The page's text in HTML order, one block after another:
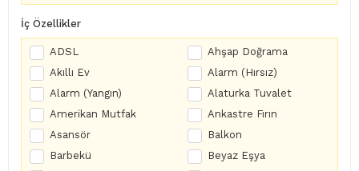
İç Özellikler
ADSL
Ahşap Doğrama
Akıllı Ev
Alarm (Hırsız)
Alarm (Yangın)
Alaturka Tuvalet
Amerikan Mutfak
Ankastre Fırın
Asansör
Balkon
Barbekü
Beyaz Eşya